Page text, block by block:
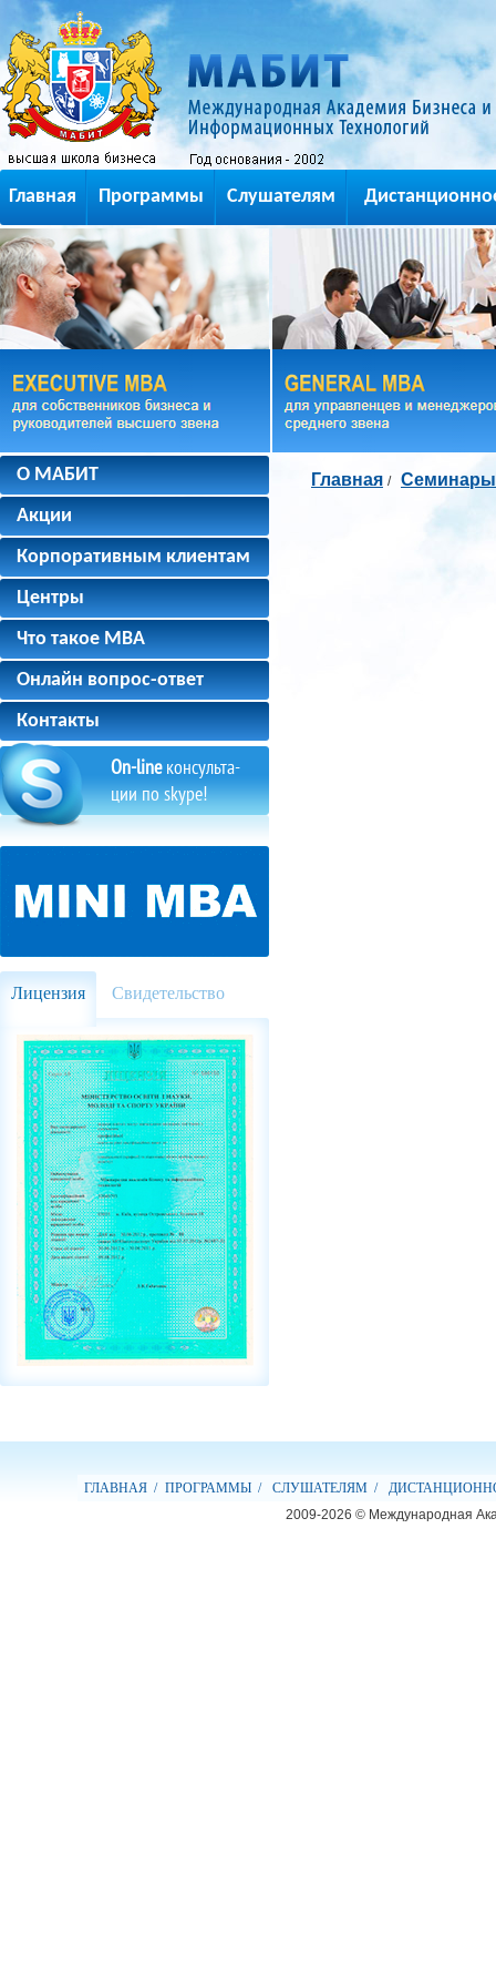
Главная Программы Слушателям
О МАБИТ
Акции
Корпоративным клиентам
Центры
Что такое MBA
Онлайн вопрос-ответ
Контакты
On-lineконсульта-
ции по skype!
Лицензия Свидетельство
Главная / Семинары
ГЛАВНАЯ / ПРОГРАММЫ / СЛУШАТЕЛЯМ /
2009-2026 © Международная